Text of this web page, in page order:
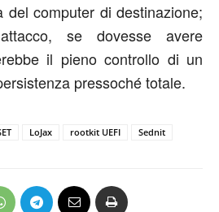
del computer di destinazione;
se dovesse avere
il pieno controllo di un
pressoché totale.
LoJax rootkit UEFI Sednit